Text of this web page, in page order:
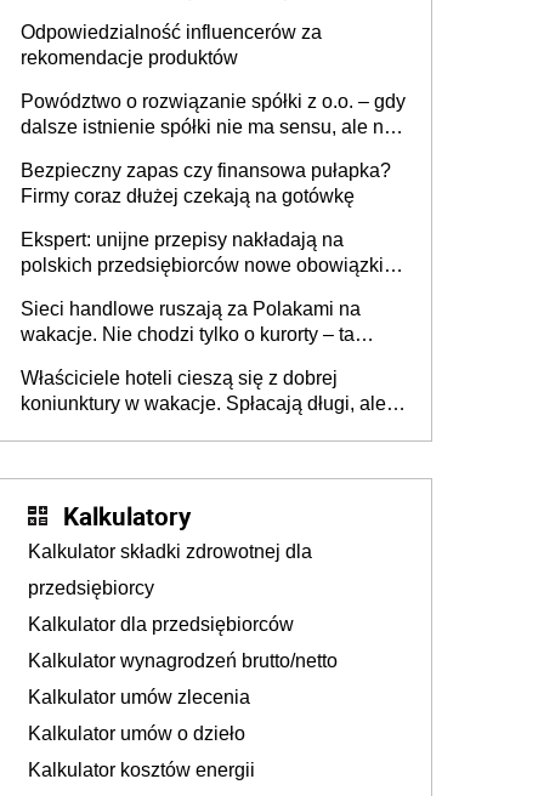
Odpowiedzialność influencerów za
rekomendacje produktów
Powództwo o rozwiązanie spółki z o.o. – gdy
dalsze istnienie spółki nie ma sensu, ale nie
Bezpieczny zapas czy finansowa pułapka?
Firmy coraz dłużej czekają na gotówkę
Ekspert: unijne przepisy nakładają na
polskich przedsiębiorców nowe obowiązki w
Sieci handlowe ruszają za Polakami na
wakacje. Nie chodzi tylko o kurorty – ta
tam, gdzie wielu spędzi urlop po cichu
Właściciele hoteli cieszą się z dobrej
koniunktury w wakacje. Spłacają długi, ale
Kalkulatory
Kalkulator składki zdrowotnej dla
przedsiębiorcy
Kalkulator dla przedsiębiorców
Kalkulator wynagrodzeń brutto/netto
Kalkulator umów zlecenia
Kalkulator umów o dzieło
Kalkulator kosztów energii